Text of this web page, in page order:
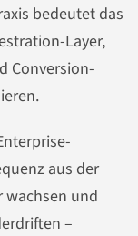
bedeutet das
Layer,
Conversion-
aus der
wachsen und
–